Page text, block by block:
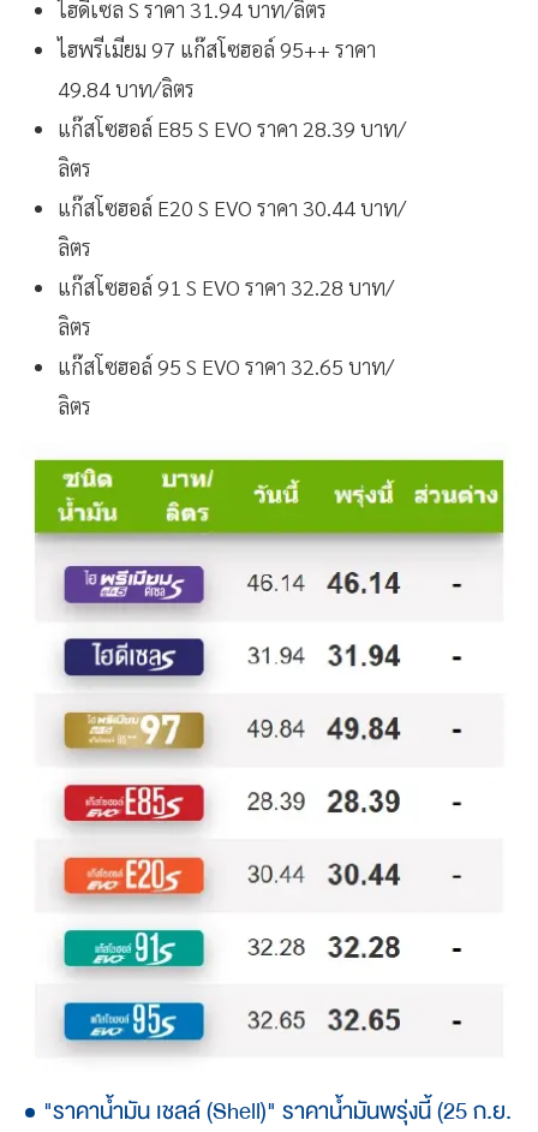
ไฮดีเซล S ราคา 31.94 บาท/ลิตร
ไฮพรีเมียม 97 แก๊สโซฮอล์ 95++ ราคา
49.84 บาท/ลิตร
แก๊สโซฮอล์ E85 S EVO ราคา 28.39 บาท/
ลิตร
แก๊สโซฮอล์ E20 S EVO ราคา 30.44 บาท/
ลิตร
แก๊สโซฮอล์ 91 S EVO ราคา 32.28 บาท/
ลิตร
แก๊สโซฮอล์ 95 S EVO ราคา 32.65 บาท/
ลิตร
"ราคาน้ำมัน เชลล์ (Shell)" ราคาน้ำมันพรุ่งนี้ (25 ก.ย.